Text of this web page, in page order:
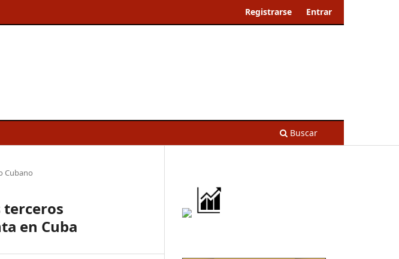
Buscar
Registrarse Entrar
Cubano
terceros
en Cuba